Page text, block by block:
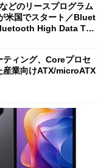
どのリースプログラム
米国でスタート／Bluet
High Data Thr
ティング、Coreプロセ
産業向けATX/microATX